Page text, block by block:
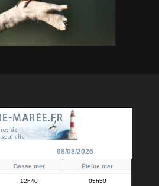
08/08/2026
Basse mer Pleine mer
12h40 05h50